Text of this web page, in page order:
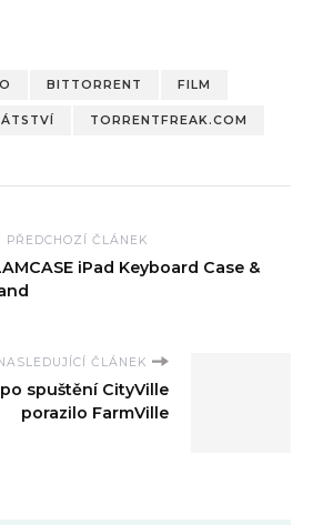
BITTORRENT FILM
TORRENTFREAK.COM
PŘEDCHOZÍ ČLÁNEK
iPad Keyboard Case &
ČLÁNEK
spuštění CityVille
porazilo FarmVille